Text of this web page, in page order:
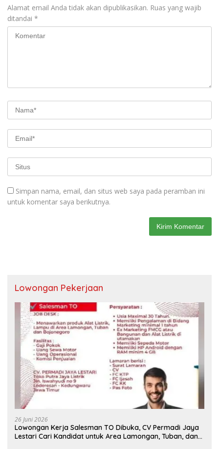
Alamat email Anda tidak akan dipublikasikan. Ruas yang wajib
ditandai *
Simpan nama, email, dan situs web saya pada peramban ini
untuk komentar saya berikutnya.
Lowongan Pekerjaan
26 Juni 2026
Lowongan Kerja Salesman TO Dibuka, CV Permadi Jaya
Lestari Cari Kandidat untuk Area Lamongan, Tuban, dan